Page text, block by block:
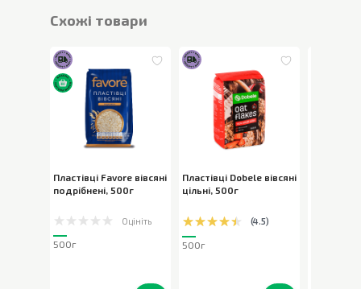
Cхожі товари
Пластівці Favore вівсяні
подрібнені, 500г
Оцініть
500г
Пластівці Dobele вівсяні
цільні, 500г
(4.5)
500г